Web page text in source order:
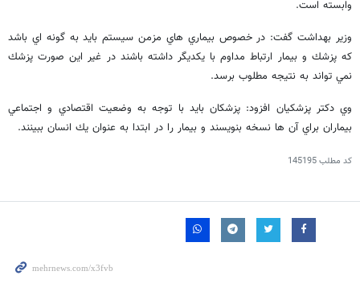
وابسته است.
وزير بهداشت گفت: در خصوص بيماري هاي مزمن سيستم بايد به گونه اي باشد
كه پزشك و بيمار ارتباط مداوم با يكديگر داشته باشند در غير اين صورت پزشك
نمي تواند به نتيجه مطلوب برسد.
وي دكتر پزشكيان افزود: پزشكان بايد با توجه به وضعيت اقتصادي و اجتماعي
بيماران براي آن ها نسخه بنويسند و بيمار را در ابتدا به عنوان يك انسان ببينند.
کد مطلب145195